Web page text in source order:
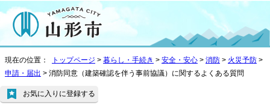
現在の位置： トップページ > 暮らし・手続き > 安全・安心 > 消防 > 火災予防 >
申請・届出 > 消防同意（建築確認を伴う事前協議）に関するよくある質問
お気に入りに登録する